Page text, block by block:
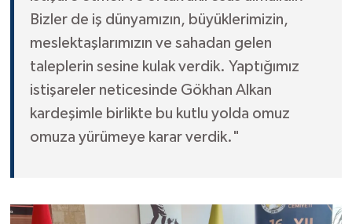
Bizler de iş dünyamızın, büyüklerimizin,
meslektaşlarımızın ve sahadan gelen
taleplerin sesine kulak verdik. Yaptığımız
istişareler neticesinde Gökhan Alkan
kardeşimle birlikte bu kutlu yolda omuz
omuza yürümeye karar verdik."